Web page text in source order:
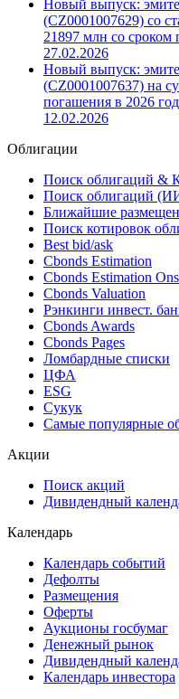
Новый выпуск:
(CZ0001007629) со
21897 млн со сроком
27.02.2026
Новый выпуск:
(CZ0001007637) на
погашения в 2026
12.02.2026
Облигации
Поиск облигаций &
Поиск облигаций
Ближайшие
Поиск котировок
Best bid/ask
Cbonds Estimation
Cbonds Estimation
Cbonds Valuation
Рэнкинги инвест.
Cbonds Awards
Cbonds Pages
Ломбардные списки
ЦФА
ESG
Сукук
Самые популярные
Акции
Поиск акций
Дивидендный
Календарь
Календарь событий
Дефолты
Размещения
Оферты
Аукционы госбумаг
Денежный рынок
Дивидендный
Календарь инвестора